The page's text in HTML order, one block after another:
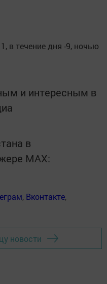
в течение дня -9, ночью
и интересным в
в
MАХ:
, Вконтакте,
новости